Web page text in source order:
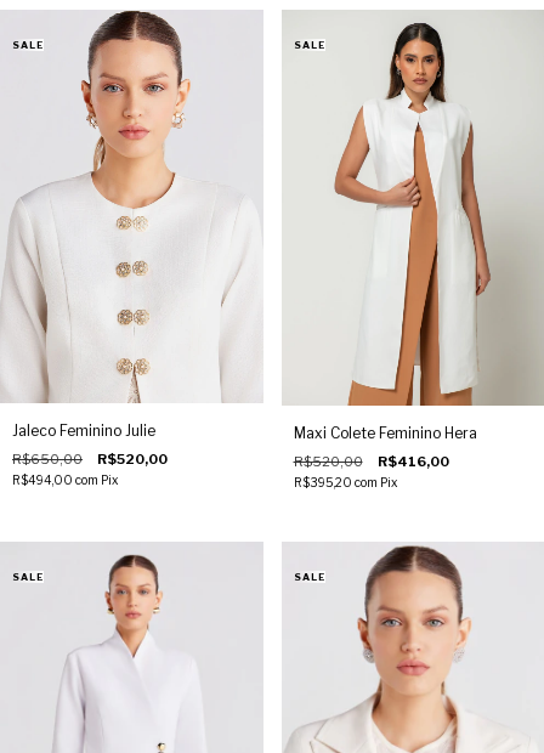
Jaleco Feminino Julie
R$650,00 R$520,00
R$494,00 com Pix
Maxi Colete Feminino Hera
R$520,00 R$416,00
R$395,20 com Pix